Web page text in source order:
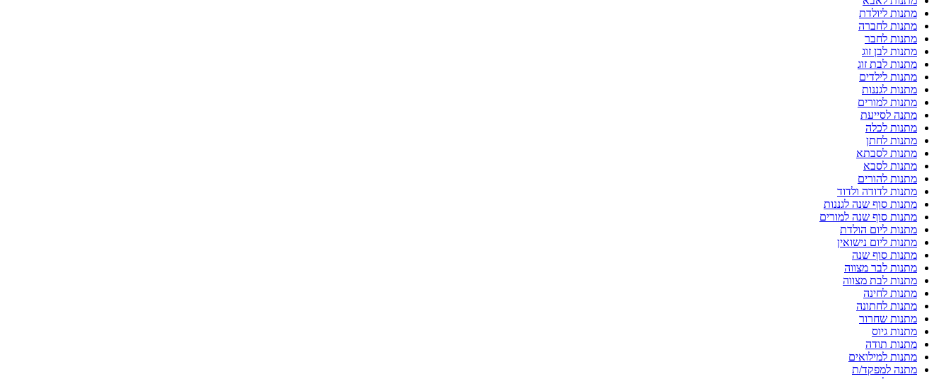
מתנות ליולדת
מתנות לחברה
מתנות לחבר
מתנות לבן זוג
מתנות לבת זוג
מתנות לילדים
מתנות לגננות
מתנות למורים
מתנה לסייעת
מתנות לכלה
מתנות לחתן
מתנות לסבתא
מתנות לסבא
מתנות להורים
מתנות לדודה ולדוד
מתנות סוף שנה לגננות
מתנות סוף שנה למורים
מתנות ליום הולדת
מתנות ליום נישואין
מתנות סוף שנה
מתנות לבר מצווה
מתנות לבת מצווה
מתנות לחינה
מתנות לחתונה
מתנות שחרור
מתנות גיוס
מתנות תודה
מתנות למילואים
מתנה למפקד/ת